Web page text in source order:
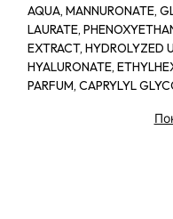
AQUA, MANNURONATE,
LAURATE,
EXTRACT, HYDROLYZED
HYALURONATE,
PARFUM, CAPRYLYL
GERANIOL, GLAUCINE,